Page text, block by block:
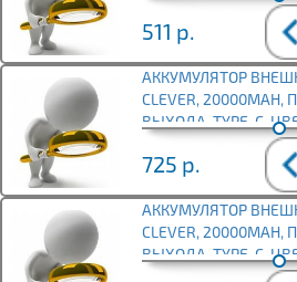
511 р.
АККУМУЛЯТОР
CLEVER, 20000MAH,
ВЫХОДА, TYPE-C,
725 р.
АККУМУЛЯТОР
CLEVER, 20000MAH,
ВЫХОДА, TYPE-C,